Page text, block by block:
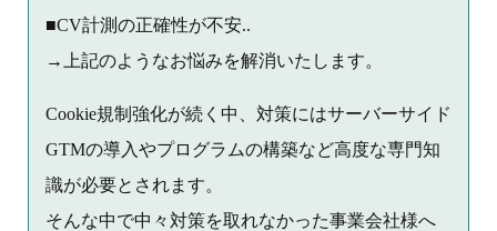
■CV計測の正確性が不安..
→上記のようなお悩みを解消いたします。
Cookie規制強化が続く中、対策にはサーバーサイド
GTMの導入やプログラムの構築など高度な専門知
識が必要とされます。
そんな中で中々対策を取れなかった事業会社様へ